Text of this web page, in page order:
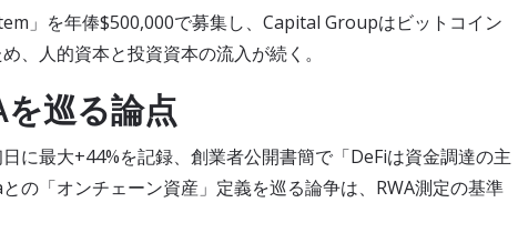
」を年俸$500,000で募集し、Capital Groupはビットコイン
、人的資本と投資資本の流入が続く。
巡る論点
に最大+44%を記録、創業者公開書簡で「DeFiは資金調達の主
の「オンチェーン資産」定義を巡る論争は、RWA測定の基準